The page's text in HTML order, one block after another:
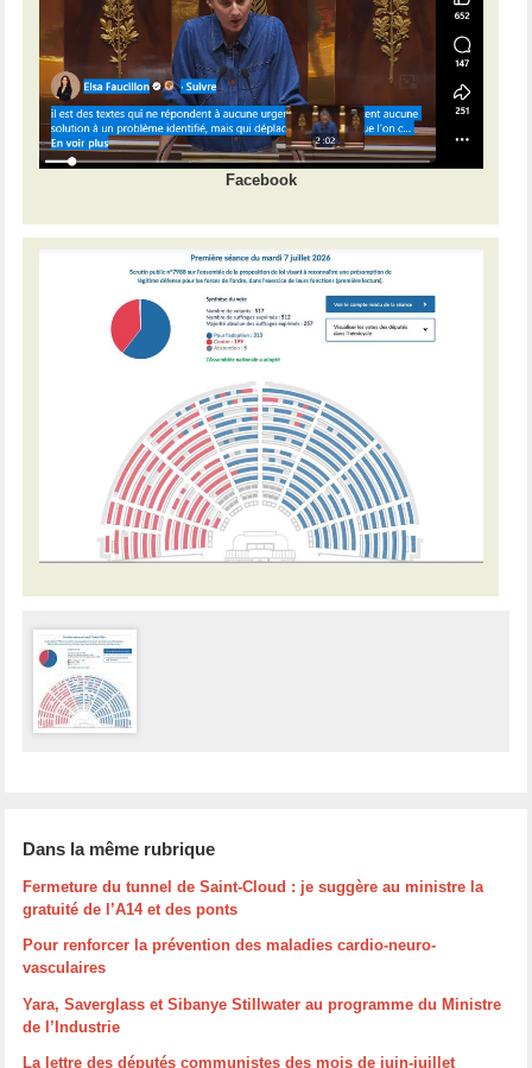
Facebook
Dans la même rubrique
Fermeture du tunnel de Saint-Cloud : je suggère au ministre la
gratuité de l’A14 et des ponts
Pour renforcer la prévention des maladies cardio-neuro-
vasculaires
Yara, Saverglass et Sibanye Stillwater au programme du Ministre
de l’Industrie
La lettre des députés communistes des mois de juin-juillet